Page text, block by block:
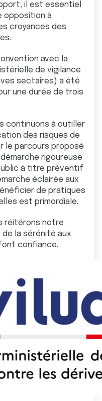
il est essentiel
opposition à
croyances des
avec la
de vigilance
sectaires) a été
une durée de trois
continuons à outiller
des risques de
le parcours proposé
rigoureuse
à titre préventif
éclairée aux
de pratiques
est primordiale.
réitérons notre
la sérénité aux
confiance.